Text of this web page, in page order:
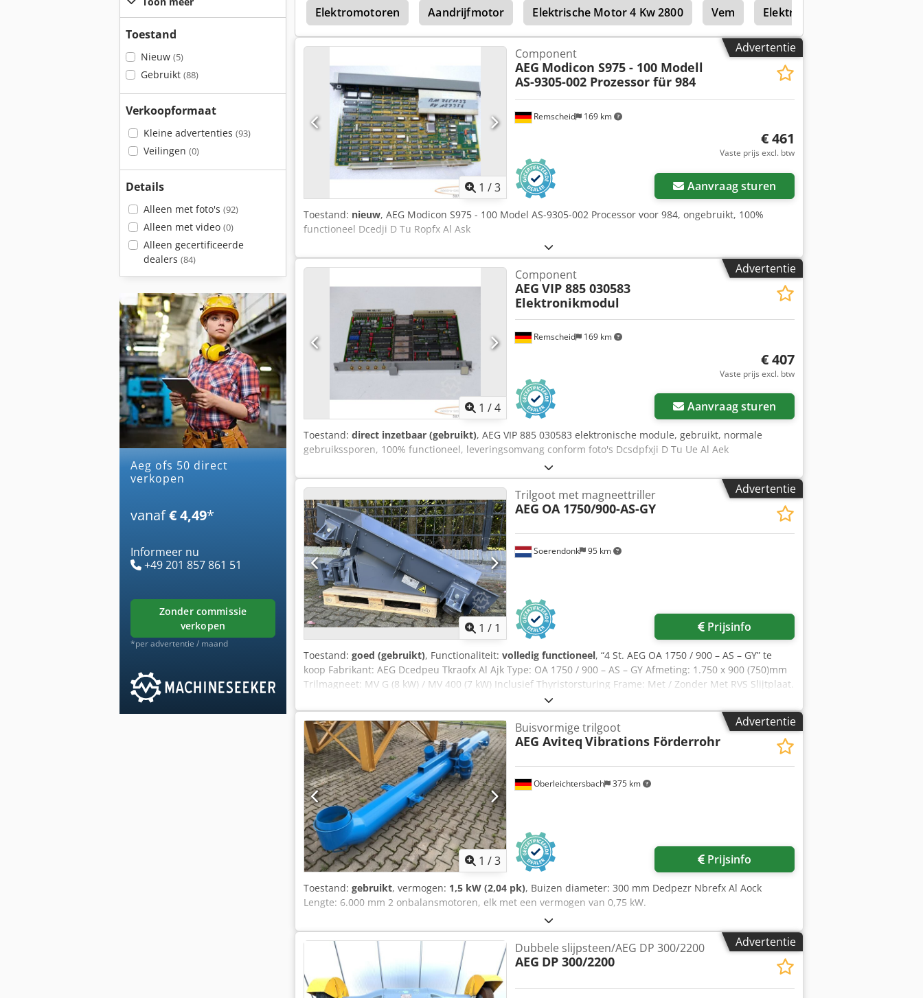
Toestand
Nieuw (5)
Gebruikt (88)
Verkoopformaat
Kleine advertenties (93)
Veilingen (0)
Details
Alleen met foto's (92)
Alleen met video (0)
Alleen gecertificeerde
dealers (84)
aeg ofs 50 direct
verkopen
vanaf€ 4,49*
Informeer nu
+49 201 857 861 51
zonder commissie
verkopen
*per advertentie / maand
Elektromotoren
Aandrijfmotor Elektrische Motor 4 Kw 2800 Vem Elektromotor
Advertentie
1 /3
Remscheid 169 km
Component
AEG Modicon S975 - 100 Modell
AS-9305-002 Prozessor für 984
€ 461
Vaste prijs excl. btw
Aanvraag sturen
Toestand: nieuw, AEG Modicon S975 - 100 Model AS-9305-002 Processor voor 984, ongebruikt, 100%
functioneel Dcedji D Tu Ropfx Al Ask
Advertentie
1 /4
Remscheid 169 km
Component
AEG VIP 885 030583
Elektronikmodul
€ 407
Vaste prijs excl. btw
Aanvraag sturen
Toestand: direct inzetbaar (gebruikt), AEG VIP 885 030583 elektronische module, gebruikt, normale
gebruikssporen, 100% functioneel, leveringsomvang conform foto's Dcsdpfxji D Tu Ue Al Aek
Advertentie
1 / 1
Soerendonk 95 km
Trilgoot met magneettriller
AEG OA 1750/900-AS-GY
Prijsinfo
Toestand: goed (gebruikt), Functionaliteit: volledig functioneel, “4 St. AEG OA 1750 / 900 – AS – GY” te
koop Fabrikant: AEG Dcedpeu Tkraofx Al Ajk Type: OA 1750 / 900 – AS – GY Afmeting: 1.750 x 900 (750)mm
Trilmagneet: MV G (8 kW) / MV 400 (7 kW) Inclusief Thyristorsturing Frame: Met / Zonder Met RVS Slijtplaat.
Advertentie
1 /3
Oberleichtersbach 375 km
Buisvormige trilgoot
AEG Aviteq Vibrations Förderrohr
Prijsinfo
Toestand: gebruikt, vermogen: 1,5 kW (2,04 pk), Buizen diameter: 300 mm Dedpezr Nbrefx Al Aock
Lengte: 6.000 mm 2 onbalansmotoren, elk met een vermogen van 0,75 kW.
Advertentie
Dubbele slijpsteen/AEG DP 300/2200
AEG DP 300/2200